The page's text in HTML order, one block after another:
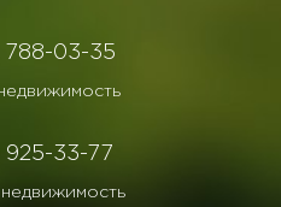
788-03-35
33-77